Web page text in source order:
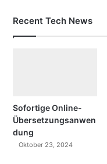
Recent Tech News
Sofortige Online-
Übersetzungsanwen
dung
Oktober 23, 2024